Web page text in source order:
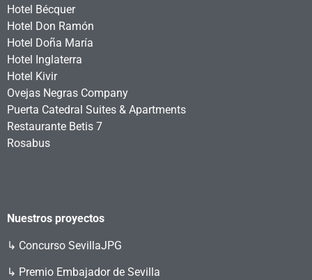
Hotel Bécquer
Hotel Don Ramón
Hotel Doña María
Hotel Inglaterra
Hotel Kivir
Ovejas Negras Company
Puerta Catedral Suites & Apartments
Restaurante Betis 7
Rosabus
Nuestros proyectos
↳ Concurso SevillaJPG
↳ Premio Embajador de Sevilla